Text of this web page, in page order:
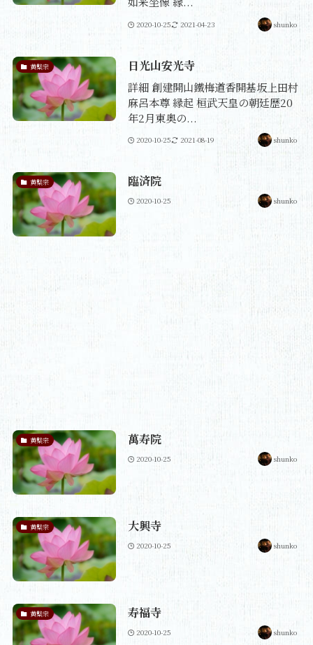
2020-10-25 2021-04-23 shunko
黄檗宗 日光山安光寺
詳細 創建開山鐵梅道香開基坂上田村
麻呂本尊 縁起 桓武天皇の朝廷歴20
年2月東奥の...
2020-10-25 2021-08-19 shunko
黄檗宗 臨済院
2020-10-25 shunko
黄檗宗 萬寿院
2020-10-25 shunko
黄檗宗 大興寺
2020-10-25 shunko
黄檗宗 寿福寺
2020-10-25 shunko